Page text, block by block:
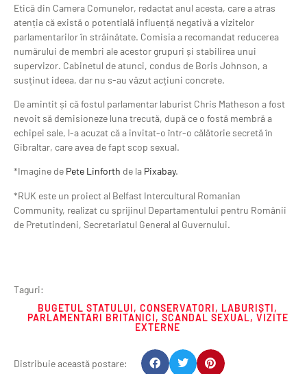
Etică din Camera Comunelor, redactat anul acesta, care a atras
atenția că există o potentială influență negativă a vizitelor
parlamentarilor în străinătate. Comisia a recomandat reducerea
numărului de membri ale acestor grupuri și stabilirea unui
supervizor. Cabinetul de atunci, condus de Boris Johnson, a
susținut ideea, dar nu s-au văzut acțiuni concrete.
De amintit și că fostul parlamentar laburist Chris Matheson a fost
nevoit să demisioneze luna trecută, după ce o fostă membră a
echipei sale, l-a acuzat că a invitat-o într-o călătorie secretă în
Gibraltar, care avea de fapt scop sexual.
*Imagine de Pete Linforth de la Pixabay.
*RUK este un proiect al Belfast Intercultural Romanian
Community, realizat cu sprijinul Departamentului pentru Românii
de Pretutindeni, Secretariatul General al Guvernului.
Taguri:
BUGETUL STATULUI, CONSERVATORI, LABURIȘTI,
PARLAMENTARI BRITANICI, SCANDAL SEXUAL, VIZITE
EXTERNE
Distribuie această postare: